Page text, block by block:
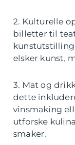
2. Kulturelle
billetter til
elsker kunst,
3. Mat og
dette
vinsmaking
utforske
smaker.